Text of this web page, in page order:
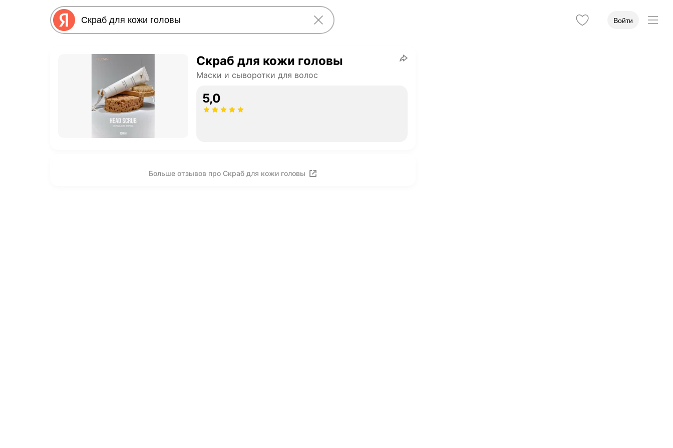
Войти
Скраб для кожи головы
Маски и сыворотки для волос
5,0
Больше отзывов про Скраб для кожи головы